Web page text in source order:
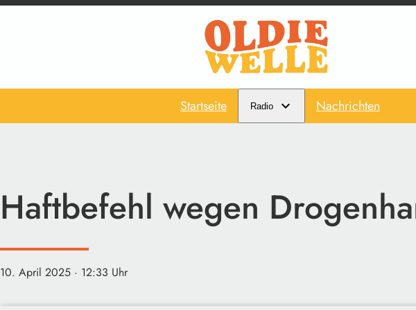
Startseite Radio Nachrichten
Haftbefehl wegen
10. April 2025 · 12:33 Uhr